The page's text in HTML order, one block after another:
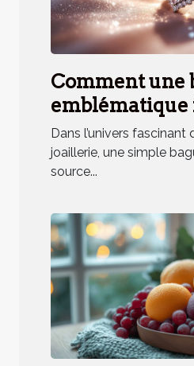
Comment une
emblématique
elle un parfum
Dans l’univers fascinant
joaillerie, une simple
source...